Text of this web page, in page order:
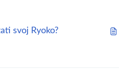
svoj Ryoko?